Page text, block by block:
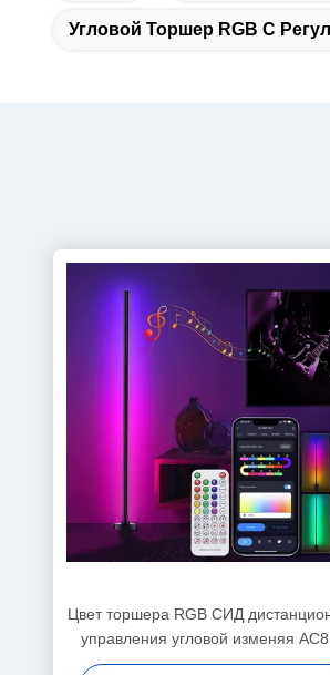
Угловой Торшер RGB С
Цвет торшера RGB СИД
управления угловой изменяя
265V